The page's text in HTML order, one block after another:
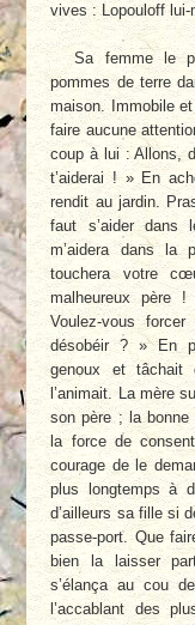
vives : Lopouloff lui-
Sa femme le
pommes de terre
maison. Immobile
faire aucune
coup à lui : Allons,
t’aiderai ! » En
rendit au jardin.
faut s’aider dans
m’aidera dans la
touchera votre
malheureux père
Voulez-vous
désobéir ? » En
genoux et tâchait
l’animait. La mère
son père ; la bonne
la force de
courage de le
plus longtemps à
d’ailleurs sa fille si
passe-port. Que
bien la laisser
s’élança au cou
l’accablant des